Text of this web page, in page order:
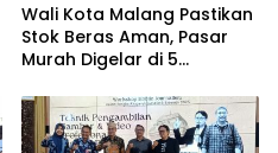
Wali Kota Malang Pastikan
Stok Beras Aman, Pasar
Murah Digelar di 5